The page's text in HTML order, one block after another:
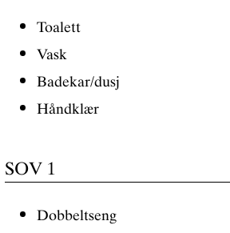
Toalett
Vask
Badekar/dusj
Håndklær
SOV 1
Dobbeltseng